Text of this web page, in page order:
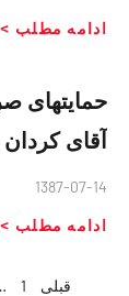
ادامه مطلب
حمایت‏های
آقای کردان
1387-07-14
ادامه مطلب
قبلی 1